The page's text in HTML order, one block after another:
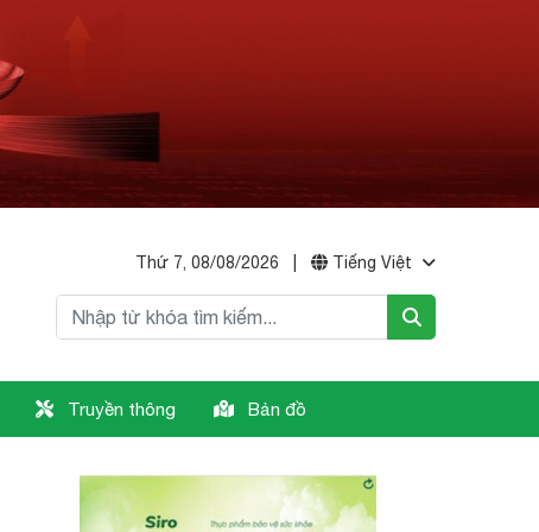
Thứ 7, 08/08/2026 Tiếng Việt
Truyền thông Bản đồ